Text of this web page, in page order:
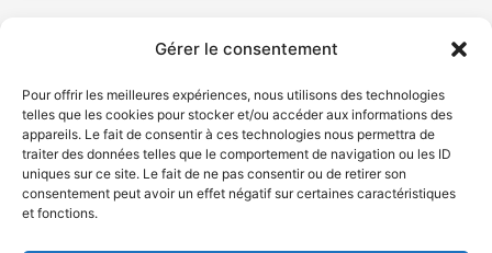
Gérer le consentement
Pour offrir les meilleures expériences, nous utilisons des technologies
telles que les cookies pour stocker et/ou accéder aux informations des
appareils. Le fait de consentir à ces technologies nous permettra de
traiter des données telles que le comportement de navigation ou les ID
uniques sur ce site. Le fait de ne pas consentir ou de retirer son
consentement peut avoir un effet négatif sur certaines caractéristiques
et fonctions.